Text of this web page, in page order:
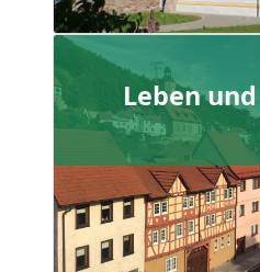
Leben